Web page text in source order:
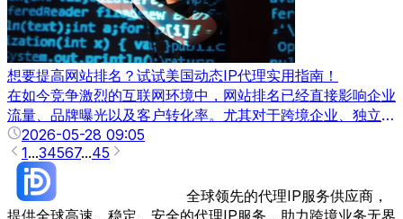
想要提高网站排名？试试美国动态IP代理实用指南！
在如今竞争激烈的互联网环境中，网站排名已经直接影响企业
流量、品牌曝光以及客户转化率。尤其对于跨境企业、独立站
卖家以及海外营销团队来说，如何提升Google搜索排名、提
高SEO数据准确性，成为业务增长的重要环节。
2026-05-28 09:05
1...34567...45
全球领先的代理IP服务供应商，
提供全球高速、稳定、安全的代理IP服务，助力跨境业务无界